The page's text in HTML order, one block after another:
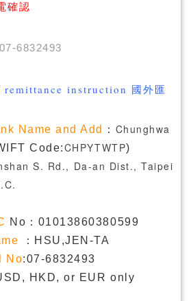
確認
6832493
remittance instruction 國外匯
Name and Add ： Chunghwa
Code:CHPYTWTP)
S. Rd., Da-an Dist., Taipei
No：01013860380599
：HSU,JEN-TA
No:07-6832493
HKD, or EUR only